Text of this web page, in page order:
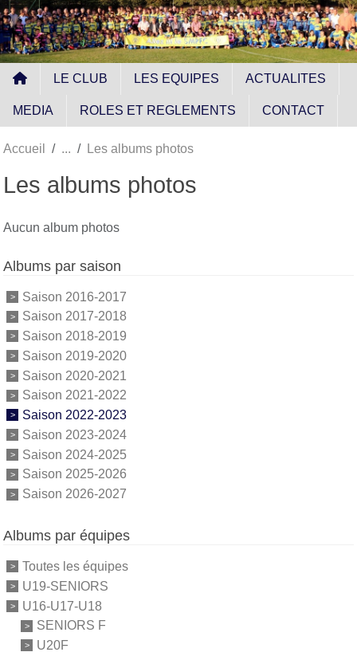
LE CLUB LES EQUIPES ACTUALITES
MEDIA ROLES ET REGLEMENTS CONTACT
Accueil Les albums photos
Les albums photos
Aucun album photos
Albums par saison
Saison 2016-2017
Saison 2017-2018
Saison 2018-2019
Saison 2019-2020
Saison 2020-2021
Saison 2021-2022
Saison 2022-2023
Saison 2023-2024
Saison 2024-2025
Saison 2025-2026
Saison 2026-2027
Albums par équipes
Toutes les équipes
U19-SENIORS
U16-U17-U18
SENIORS F
U20F
Panneau de gestion des cookies